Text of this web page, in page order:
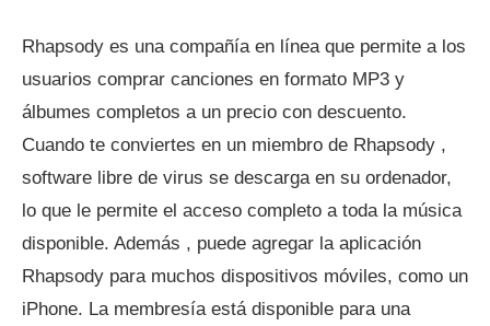
Rhapsody es una compañía en línea que permite a los
usuarios comprar canciones en formato MP3 y
álbumes completos a un precio con descuento.
Cuando te conviertes en un miembro de Rhapsody ,
software libre de virus se descarga en su ordenador,
lo que le permite el acceso completo a toda la música
disponible. Además , puede agregar la aplicación
Rhapsody para muchos dispositivos móviles, como un
iPhone. La membresía está disponible para una